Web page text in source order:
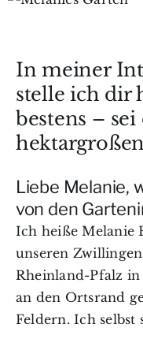
In meiner
stelle ich dir
bestens –
Liebe Melanie,
von den
Ich heiße Melanie
unseren
Rheinland-Pfalz
an den Ortsrand
Feldern. Ich selbst